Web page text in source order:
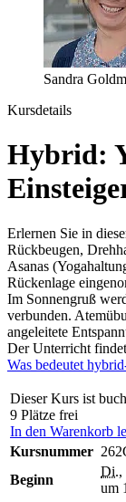
Sandra
Kursdetails
Hybrid:
Erlernen Sie in
Rückbeugen,
Asanas
Rückenlage
Im Sonnengruß
verbunden.
angeleitete
Der Unterricht
Was bedeutet
Dieser Kurs ist
9 Plätze frei
In den Warenkorb
Kursnummer
Beginn
Di.,
um